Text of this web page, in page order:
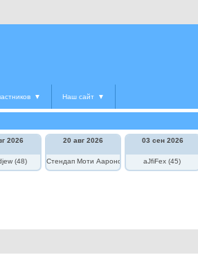
▼ Наш сайт ▼
2026
(48)
20 авг 2026
Стендап Моти Аароновича
03 сен 2026
aJfiFex (45)